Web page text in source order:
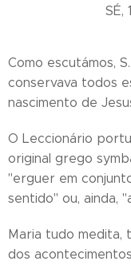
SÉ,
Como escutámos,
conservava todos
nascimento de
O Leccionário
original grego
"erguer em
sentido" ou, ainda,
Maria tudo medita,
dos